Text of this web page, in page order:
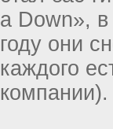
a Down»,
году они
каждого